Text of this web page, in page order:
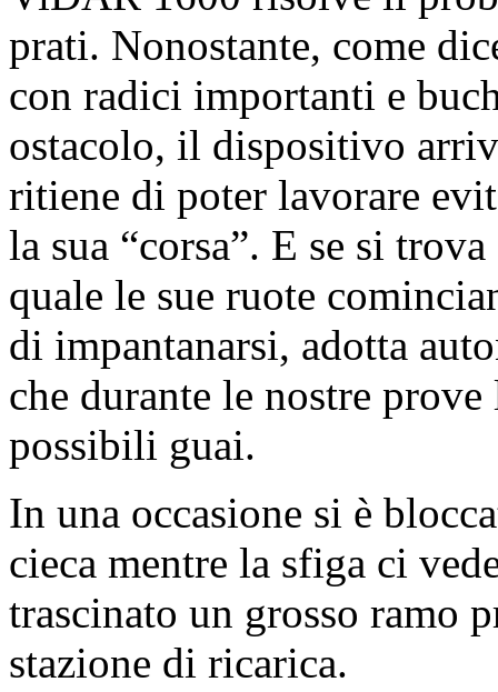
prati. Nonostante, come
con radici importanti e
ostacolo, il dispositivo
ritiene di poter lavorare
la sua “corsa”. E se si
quale le sue ruote
di impantanarsi, adotta
che durante le nostre
possibili guai.
In una occasione si è
cieca mentre la sfiga ci
trascinato un grosso ramo
stazione di ricarica.